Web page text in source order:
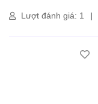
Lượt đánh giá: 1